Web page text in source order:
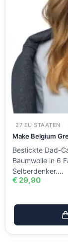
27 EU STAATEN
Make Belgium
Bestickte Dad-
Baumwolle in 6
Selberdenker.…
€ 29,90